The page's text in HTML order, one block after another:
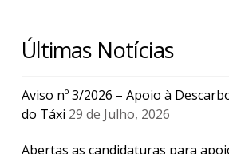
Últimas Notícias
Aviso nº 3/2026 – Apoio à
do Táxi 29 de Julho, 2026
Abertas as candidaturas para